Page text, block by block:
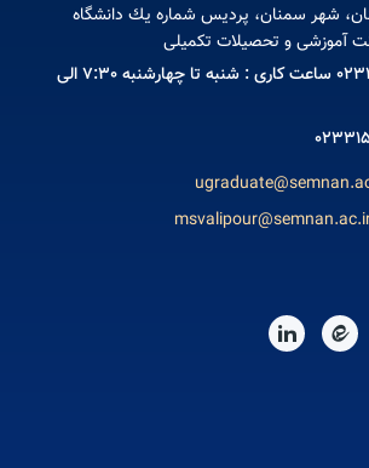
شهر سمنان، پردیس شماره يك دانشگاه
آموزشی و تحصیلات تکمیلی
تلفن : 02331530000 ساعت کاری : شنبه تا چهارشنبه 7:30 الی